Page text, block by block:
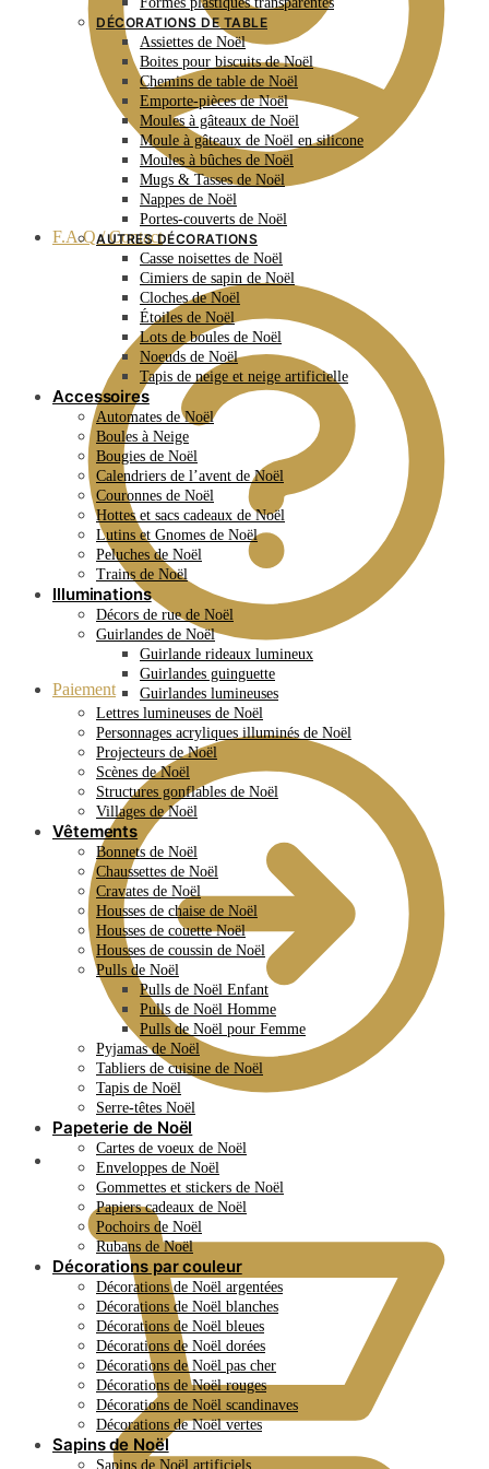
F.A.Q / Contact
Paiement
0.00 €
DÉCORATIONS DE TABLE
Assiettes de Noël
Boites pour biscuits de Noël
Chemins de table de Noël
Emporte-pièces de Noël
Moules à gâteaux de Noël
Moule à gâteaux de Noël en silicone
Moules à bûches de Noël
Mugs & Tasses de Noël
Nappes de Noël
Portes-couverts de Noël
AUTRES DÉCORATIONS
Casse noisettes de Noël
Cimiers de sapin de Noël
Cloches de Noël
Étoiles de Noël
Lots de boules de Noël
Noeuds de Noël
Tapis de neige et neige artificielle
Accessoires
Automates de Noël
Boules à Neige
Bougies de Noël
Calendriers de l’avent de Noël
Couronnes de Noël
Hottes et sacs cadeaux de Noël
Lutins et Gnomes de Noël
Peluches de Noël
Trains de Noël
Illuminations
Décors de rue de Noël
Guirlandes de Noël
Guirlande rideaux lumineux
Guirlandes guinguette
Guirlandes lumineuses
Lettres lumineuses de Noël
Personnages acryliques illuminés de Noël
Projecteurs de Noël
Scènes de Noël
Structures gonflables de Noël
Villages de Noël
Vêtements
Bonnets de Noël
Chaussettes de Noël
Cravates de Noël
Housses de chaise de Noël
Housses de couette Noël
Housses de coussin de Noël
Pulls de Noël
Pulls de Noël Enfant
Pulls de Noël Homme
Pulls de Noël pour Femme
Pyjamas de Noël
Tabliers de cuisine de Noël
Tapis de Noël
Serre-têtes Noël
Papeterie de Noël
Cartes de voeux de Noël
Enveloppes de Noël
Gommettes et stickers de Noël
Papiers cadeaux de Noël
Pochoirs de Noël
Rubans de Noël
Décorations par couleur
Décorations de Noël argentées
Décorations de Noël blanches
Décorations de Noël bleues
Décorations de Noël dorées
Décorations de Noël pas cher
Décorations de Noël rouges
Décorations de Noël scandinaves
Décorations de Noël vertes
Sapins de Noël
Sapins de Noël artificiels